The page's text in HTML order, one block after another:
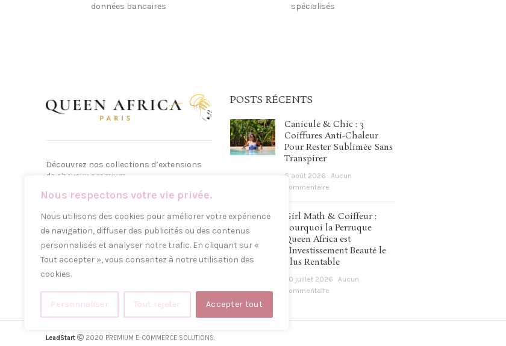
Nous respectons votre vie privée.
Nous utilisons des cookies pour améliorer votre expérience
de navigation, diffuser des publicités ou des contenus
personnalisés et analyser notre trafic. En cliquant sur «
Tout accepter », vous consentez à notre utilisation des
cookies.
Personnaliser Tout rejeter Accepter tout
données bancaires
spécialisés
Découvrez nos collections d’extensions
de cheveux premium.
14 rue poulet 75018, Paris
Téléphone: 01 42 62 72 88
POSTS RÉCENTS
Canicule & Chic : 3
Coiffures Anti-Chaleur
Pour Rester Sublimée Sans
Transpirer
6 août 2026
Aucun
commentaire
Girl Math & Coiffeur :
Pourquoi la Perruque
Queen Africa est
l’Investissement Beauté le
Plus Rentable
30 juillet 2026
Aucun
commentaire
LeadStart 2020 PREMIUM E-COMMERCE SOLUTIONS.